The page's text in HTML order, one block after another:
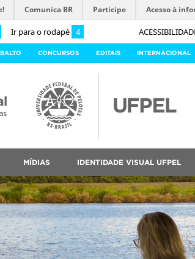
Ir para o rodapé 4
Comunica BR Participe Acesso à
CONCURSOS EDITAIS INTERNACIONAL
MÍDIAS IDENTIDADE VISUAL UFPEL